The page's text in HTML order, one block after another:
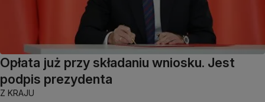
Opłata już przy składaniu wniosku. Jest
podpis prezydenta
Z KRAJU